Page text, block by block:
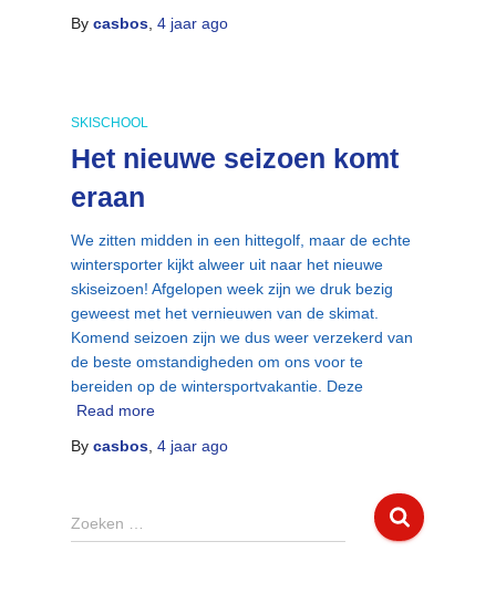
By casbos 4 jaar ago
SKISCHOOL
Het nieuwe seizoen komt
eraan
We zitten midden in een hittegolf, maar de echte
wintersporter kijkt alweer uit naar het nieuwe
skiseizoen! Afgelopen week zijn we druk bezig
geweest met het vernieuwen van de skimat.
Komend seizoen zijn we dus weer verzekerd van
de beste omstandigheden om ons voor te
bereiden op de wintersportvakantie. Deze
Read more
By casbos 4 jaar ago
Z
o
Zoeken …